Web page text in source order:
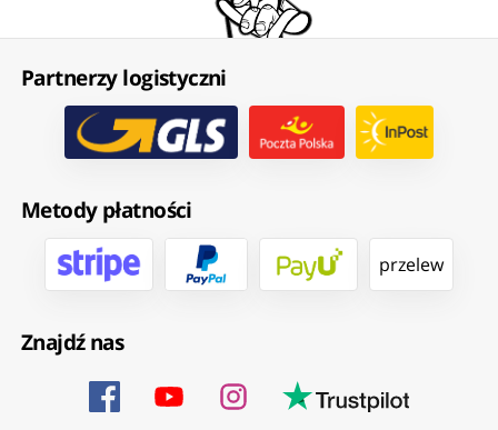
Partnerzy logistyczni
Metody płatności
przelew
Znajdź nas